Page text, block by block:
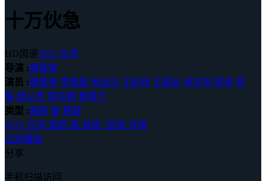
十万伙急
HD国语2015 台湾
导演 :康晋荣
演员 :康晋荣 李国煌 吴孟达 王彩桦 王棠云 吴宗宪 欧弟 素
珠 唐从圣 庹宗康 黄嘉千
类型 :喜剧 喜 悬疑
2015·台湾·喜剧 喜 悬疑 · 国语·详情
立即播放
分享
手机扫描访问